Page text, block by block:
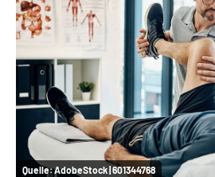
Quelle:AdobeStock | 601344768